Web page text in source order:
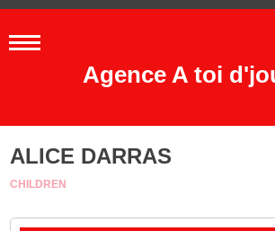
Agence A toi
ALICE DARRAS
CHILDREN